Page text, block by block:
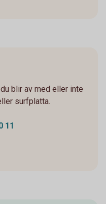
blir av med eller inte
surfplatta.
11